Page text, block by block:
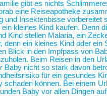
gibt es nichts
eine Reiseapotheke
und Insektenbisse
kleines Kind kaufen. Denn
Kind stellen Malaria, ein
denn ein kleines Kind oder
Blick in den Impfpass von
Beim Reisen in den
Baby nicht so stark davon
für ein gesundes
schaden können. Bei einem
Baby vor allen Dingen